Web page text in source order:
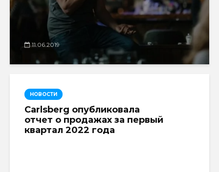
11.06.2019
НОВОСТИ
Carlsberg опубликовала
отчет о продажах за первый
квартал 2022 года